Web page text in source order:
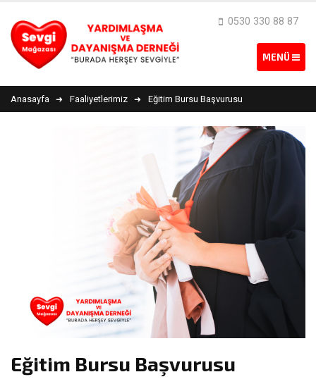
0530 330 88 87
Anasayfa Faaliyetlerimiz Eğitim Bursu Başvurusu
Eğitim Bursu Başvurusu